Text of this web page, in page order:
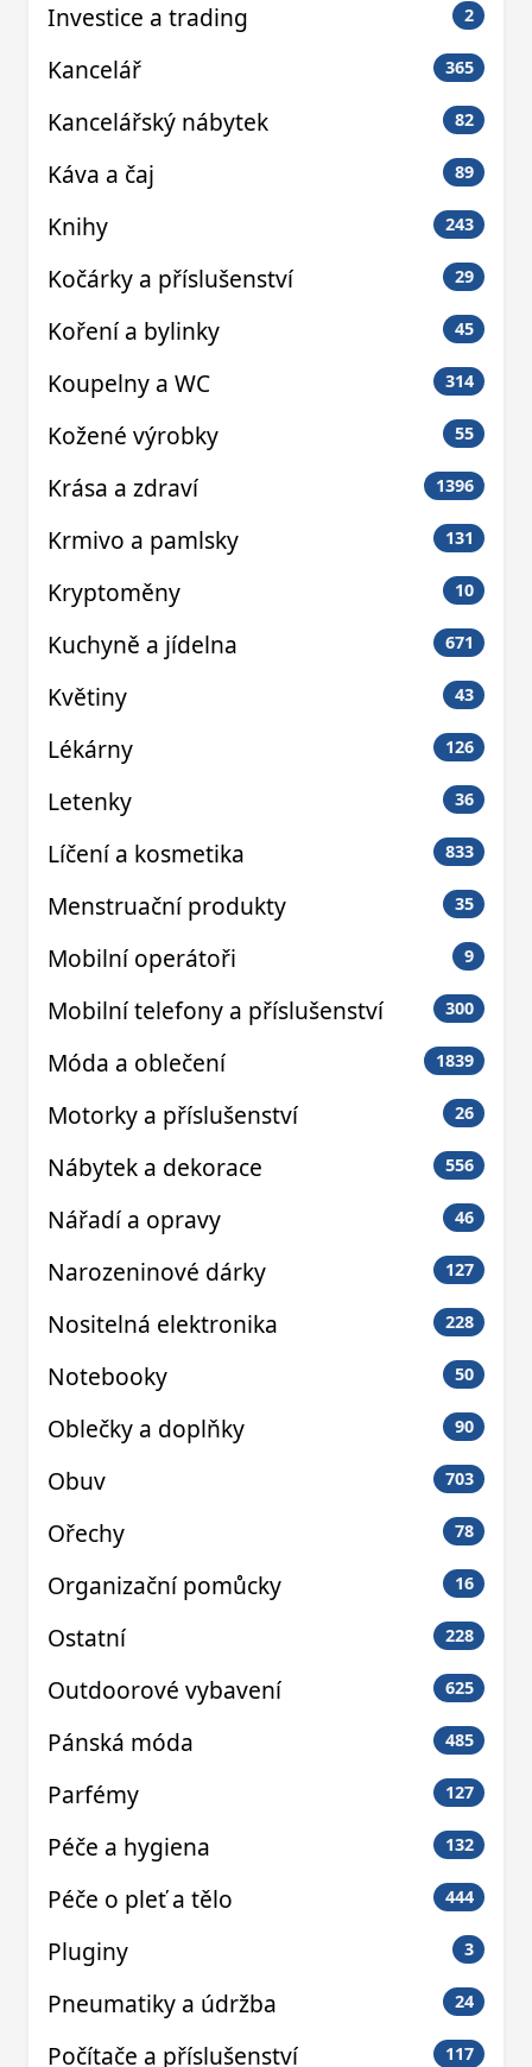
Investice a trading 2
Kancelář 365
Kancelářský nábytek 82
Káva a čaj 89
Knihy 243
Kočárky a příslušenství 29
Koření a bylinky 45
Koupelny a WC 314
Kožené výrobky 55
Krása a zdraví 1396
Krmivo a pamlsky 131
Kryptoměny 10
Kuchyně a jídelna 671
Květiny 43
Lékárny 126
Letenky 36
Líčení a kosmetika 833
Menstruační produkty 35
Mobilní operátoři 9
Mobilní telefony a příslušenství 300
Móda a oblečení 1839
Motorky a příslušenství 26
Nábytek a dekorace 556
Nářadí a opravy 46
Narozeninové dárky 127
Nositelná elektronika 228
Notebooky 50
Oblečky a doplňky 90
Obuv 703
Ořechy 78
Organizační pomůcky 16
Ostatní 228
Outdoorové vybavení 625
Pánská móda 485
Parfémy 127
Péče a hygiena 132
Péče o pleť a tělo 444
Pluginy 3
Pneumatiky a údržba 24
Počítače a příslušenství 117